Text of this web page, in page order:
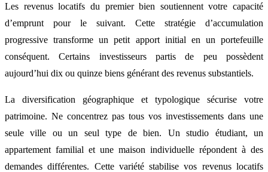
Les revenus locatifs du premier bien soutiennent votre capacité
d’emprunt pour le suivant. Cette stratégie d’accumulation
progressive transforme un petit apport initial en un portefeuille
conséquent. Certains investisseurs partis de peu possèdent
aujourd’hui dix ou quinze biens générant des revenus substantiels.
La diversification géographique et typologique sécurise votre
patrimoine. Ne concentrez pas tous vos investissements dans une
seule ville ou un seul type de bien. Un studio étudiant, un
appartement familial et une maison individuelle répondent à des
demandes différentes. Cette variété stabilise vos revenus locatifs